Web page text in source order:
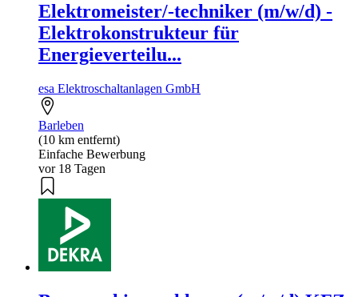
Elektromeister/-techniker (m/w/d) -
Elektrokonstrukteur für
Energieverteilu...
esa Elektroschaltanlagen GmbH
Barleben
(10 km entfernt)
Einfache Bewerbung
vor 18 Tagen